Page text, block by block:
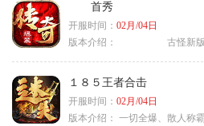
首秀
开服时间： 02月/04日
版本介绍：
古怪新
１８５王者合击
开服时间： 02月/04日
版本介绍： 一切全爆、散人称霸、